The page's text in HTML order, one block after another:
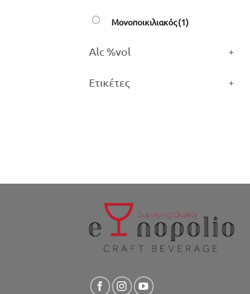
Μονοποικιλιακός(1)
Alc %vol +
Ετικέτες +